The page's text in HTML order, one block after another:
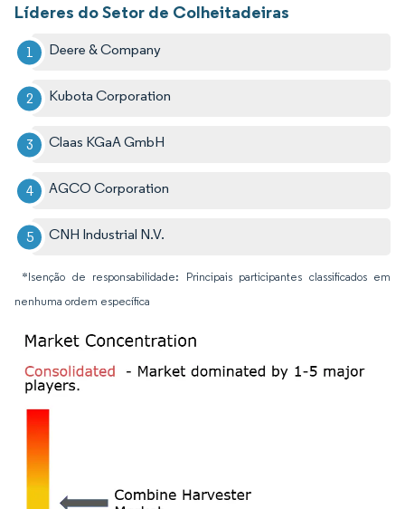
Líderes do Setor de Colheitadeiras
Deere & Company
Kubota Corporation
Claas KGaA GmbH
AGCO Corporation
CNH Industrial N.V.
*Isenção de responsabilidade: Principais participantes classificados em
nenhuma ordem específica